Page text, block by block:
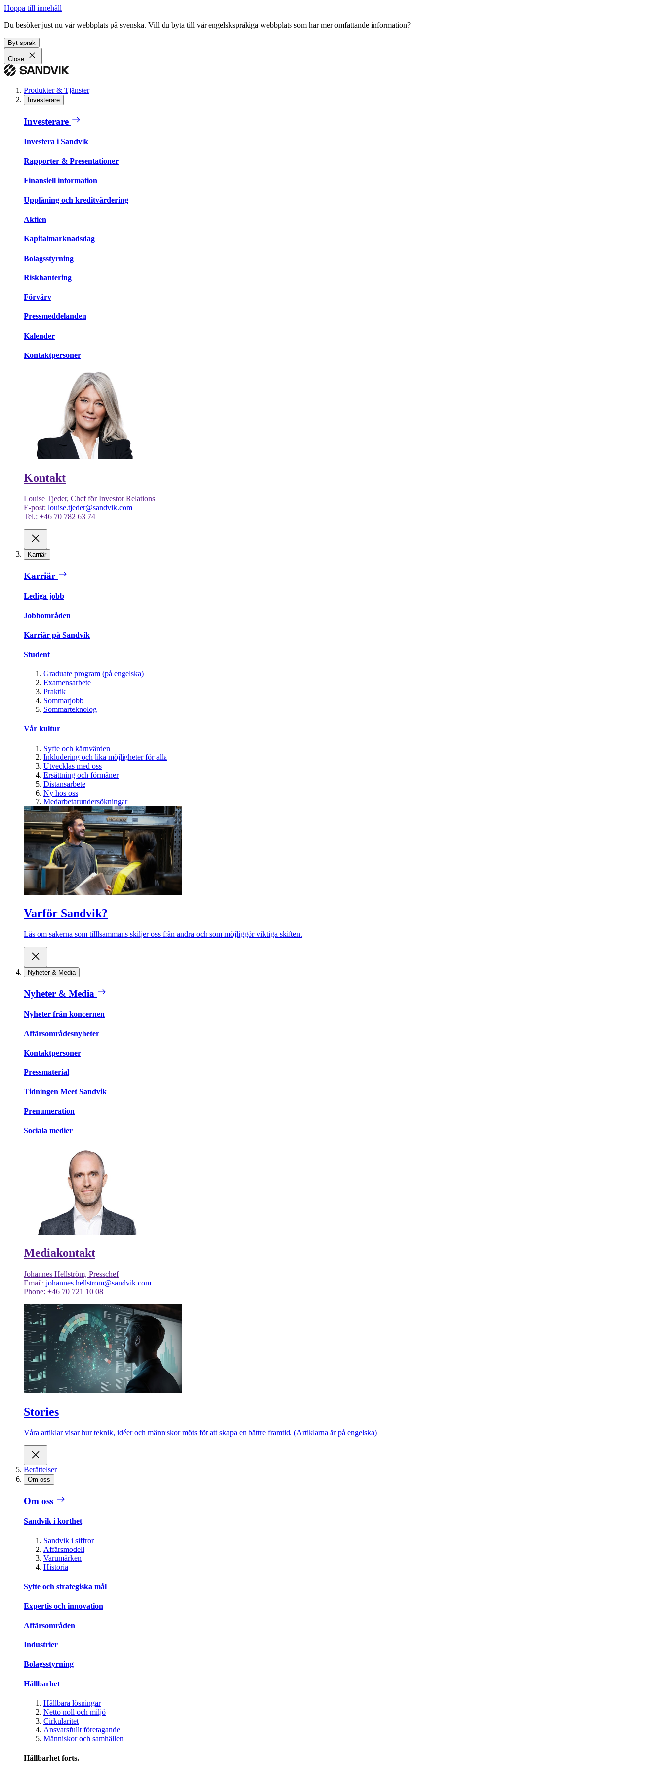
Hoppa till innehåll
Du besöker just nu vår webbplats på svenska. Vill du byta till vår engelskspråkiga webbplats som har mer omfattande information?
Byt språk
Close
Produkter & Tjänster
Investerare
Investerare
Investera i Sandvik
Rapporter & Presentationer
Finansiell information
Upplåning och kreditvärdering
Aktien
Kapitalmarknadsdag
Bolagsstyrning
Riskhantering
Förvärv
Pressmeddelanden
Kalender
Kontaktpersoner
Kontakt
Louise Tjeder, Chef för Investor Relations
E-post: louise.tjeder@sandvik.com
Tel.: +46 70 782 63 74
Karriär
Karriär
Lediga jobb
Jobbområden
Karriär på Sandvik
Student
Graduate program (på engelska)
Examensarbete
Praktik
Sommarjobb
Sommarteknolog
Vår kultur
Syfte och kärnvärden
Inkludering och lika möjligheter för alla
Utvecklas med oss
Ersättning och förmåner
Distansarbete
Ny hos oss
Medarbetarundersökningar
Varför Sandvik?
Läs om sakerna som tilllsammans skiljer oss från andra och som möjliggör viktiga skiften.
Nyheter & Media
Nyheter & Media
Nyheter från koncernen
Affärsområdesnyheter
Kontaktpersoner
Pressmaterial
Tidningen Meet Sandvik
Prenumeration
Sociala medier
Mediakontakt
Johannes Hellström, Presschef
Email: johannes.hellstrom@sandvik.com
Phone: +46 70 721 10 08
Stories
Våra artiklar visar hur teknik, idéer och människor möts för att skapa en bättre framtid. (Artiklarna är på engelska)
Berättelser
Om oss
Om oss
Sandvik i korthet
Sandvik i siffror
Affärsmodell
Varumärken
Historia
Syfte och strategiska mål
Expertis och innovation
Affärsområden
Industrier
Bolagsstyrning
Hållbarhet
Hållbara lösningar
Netto noll och miljö
Cirkularitet
Ansvarsfullt företagande
Människor och samhällen
Hållbarhet forts.